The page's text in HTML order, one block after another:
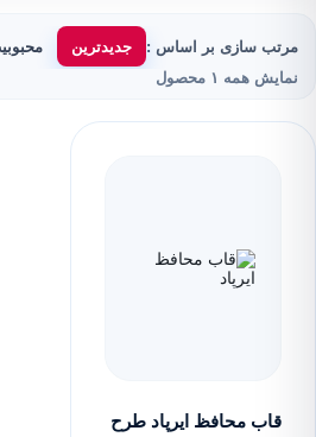
مرتب سازی بر اساس : جدیدترین
نمایش همه ۱ محصول
قاب محافظ ایرپاد طرح